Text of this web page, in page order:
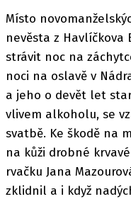
Místo
nevěsta z
strávit noc na
noci na oslavě v
a jeho o devět let
vlivem alkoholu, se
svatbě. Ke škodě na
na kůži drobné
rvačku Jana
zklidnil a i když